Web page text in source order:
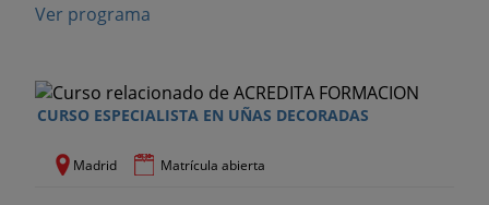
Ver programa
CURSO ESPECIALISTA EN UÑAS DECORADAS
Madrid Matrícula abierta